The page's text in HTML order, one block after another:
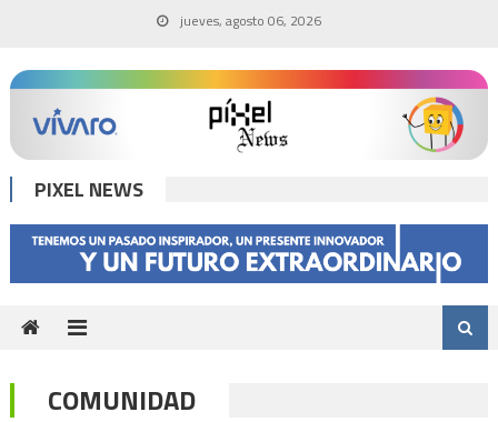
content
jueves, agosto 06, 2026
PIXEL NEWS
COMUNIDAD